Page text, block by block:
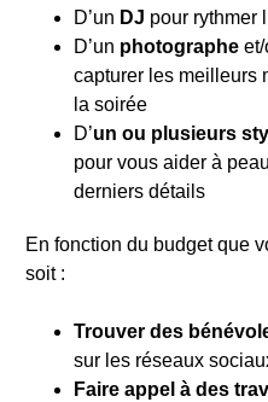
D’un DJ pour rythmer
D’un photographe et/
capturer les meilleurs
la soirée
D’un ou plusieurs
pour vous aider à
derniers détails
En fonction du budget que
soit :
Trouver des
sur les réseaux
Faire appel à des